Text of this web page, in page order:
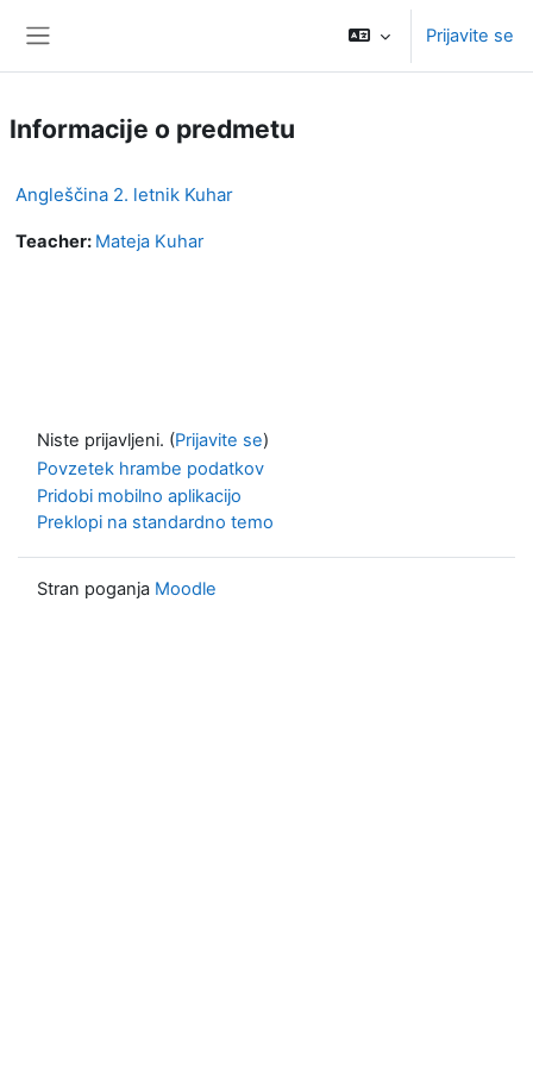
Prijavite se
Informacije o predmetu
Angleščina 2. letnik Kuhar
Teacher: Mateja Kuhar
Niste prijavljeni. (Prijavite se)
Povzetek hrambe podatkov
Pridobi mobilno aplikacijo
Preklopi na standardno temo
Stran poganja Moodle